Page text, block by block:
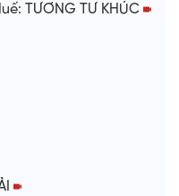
TƯƠNG TƯ KHÚC